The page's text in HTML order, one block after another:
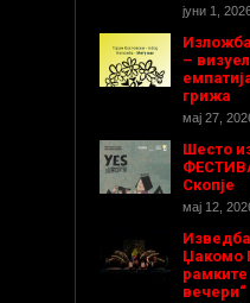
јуни 1,
–
грижа
мај 27,
Шесто
Скопје
мај 12,
Џакомо
вечери“